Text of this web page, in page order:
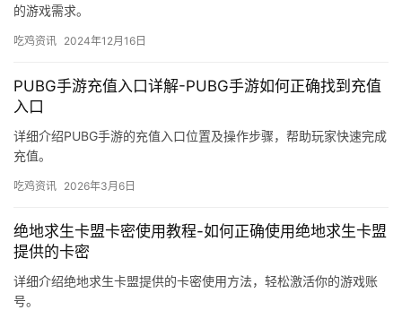
的游戏需求。
吃鸡资讯 2024年12月16日
PUBG手游充值入口详解-PUBG手游如何正确找到充值
入口
详细介绍PUBG手游的充值入口位置及操作步骤，帮助玩家快速完成
充值。
吃鸡资讯 2026年3月6日
绝地求生卡盟卡密使用教程-如何正确使用绝地求生卡盟
提供的卡密
详细介绍绝地求生卡盟提供的卡密使用方法，轻松激活你的游戏账
号。